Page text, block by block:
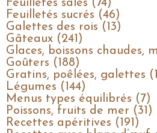
Feuilletés salés (74)
Feuilletés sucrés (46)
Galettes des rois (13)
Gâteaux (241)
Glaces, boissons chaudes,
Goûters (188)
Gratins, poêlées, galettes
Légumes (144)
Menus types équilibrés (7)
Poissons, fruits de mer (31)
Recettes apéritives (191)